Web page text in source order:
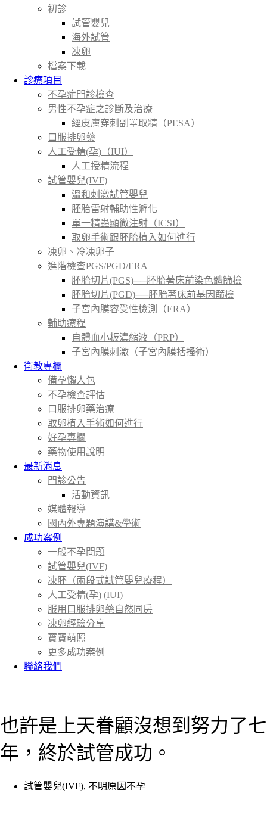
初診
試管嬰兒
海外試管
凍卵
檔案下載
診療項目
不孕症門診檢查
男性不孕症之診斷及治療
經皮膚穿刺副睪取精（PESA）
口服排卵藥
人工受精(孕)（IUI）
人工授精流程
試管嬰兒(IVF)
溫和刺激試管嬰兒
胚胎雷射輔助性孵化
單一精蟲顯微注射（ICSI）
取卵手術跟胚胎植入如何進行
凍卵、冷凍卵子
進階檢查PGS/PGD/ERA
胚胎切片(PGS)──胚胎著床前染色體篩檢
胚胎切片(PGD)──胚胎著床前基因篩檢
子宮內膜容受性檢測（ERA）
輔助療程
自體血小板濃縮液（PRP）
子宮內膜刺激（子宮內膜括搔術）
衛教專欄
備孕懶人包
不孕檢查評估
口服排卵藥治療
取卵植入手術如何進行
好孕專欄
藥物使用說明
最新消息
門診公告
活動資訊
媒體報導
國內外專題演講&學術
成功案例
一般不孕問題
試管嬰兒(IVF)
凍胚（兩段式試管嬰兒療程）
人工受精(孕) (IUI)
服用口服排卵藥自然同房
凍卵經驗分享
寶寶萌照
更多成功案例
聯絡我們
也許是上天眷顧沒想到努力了七
年，終於試管成功。
試管嬰兒(IVF), 不明原因不孕